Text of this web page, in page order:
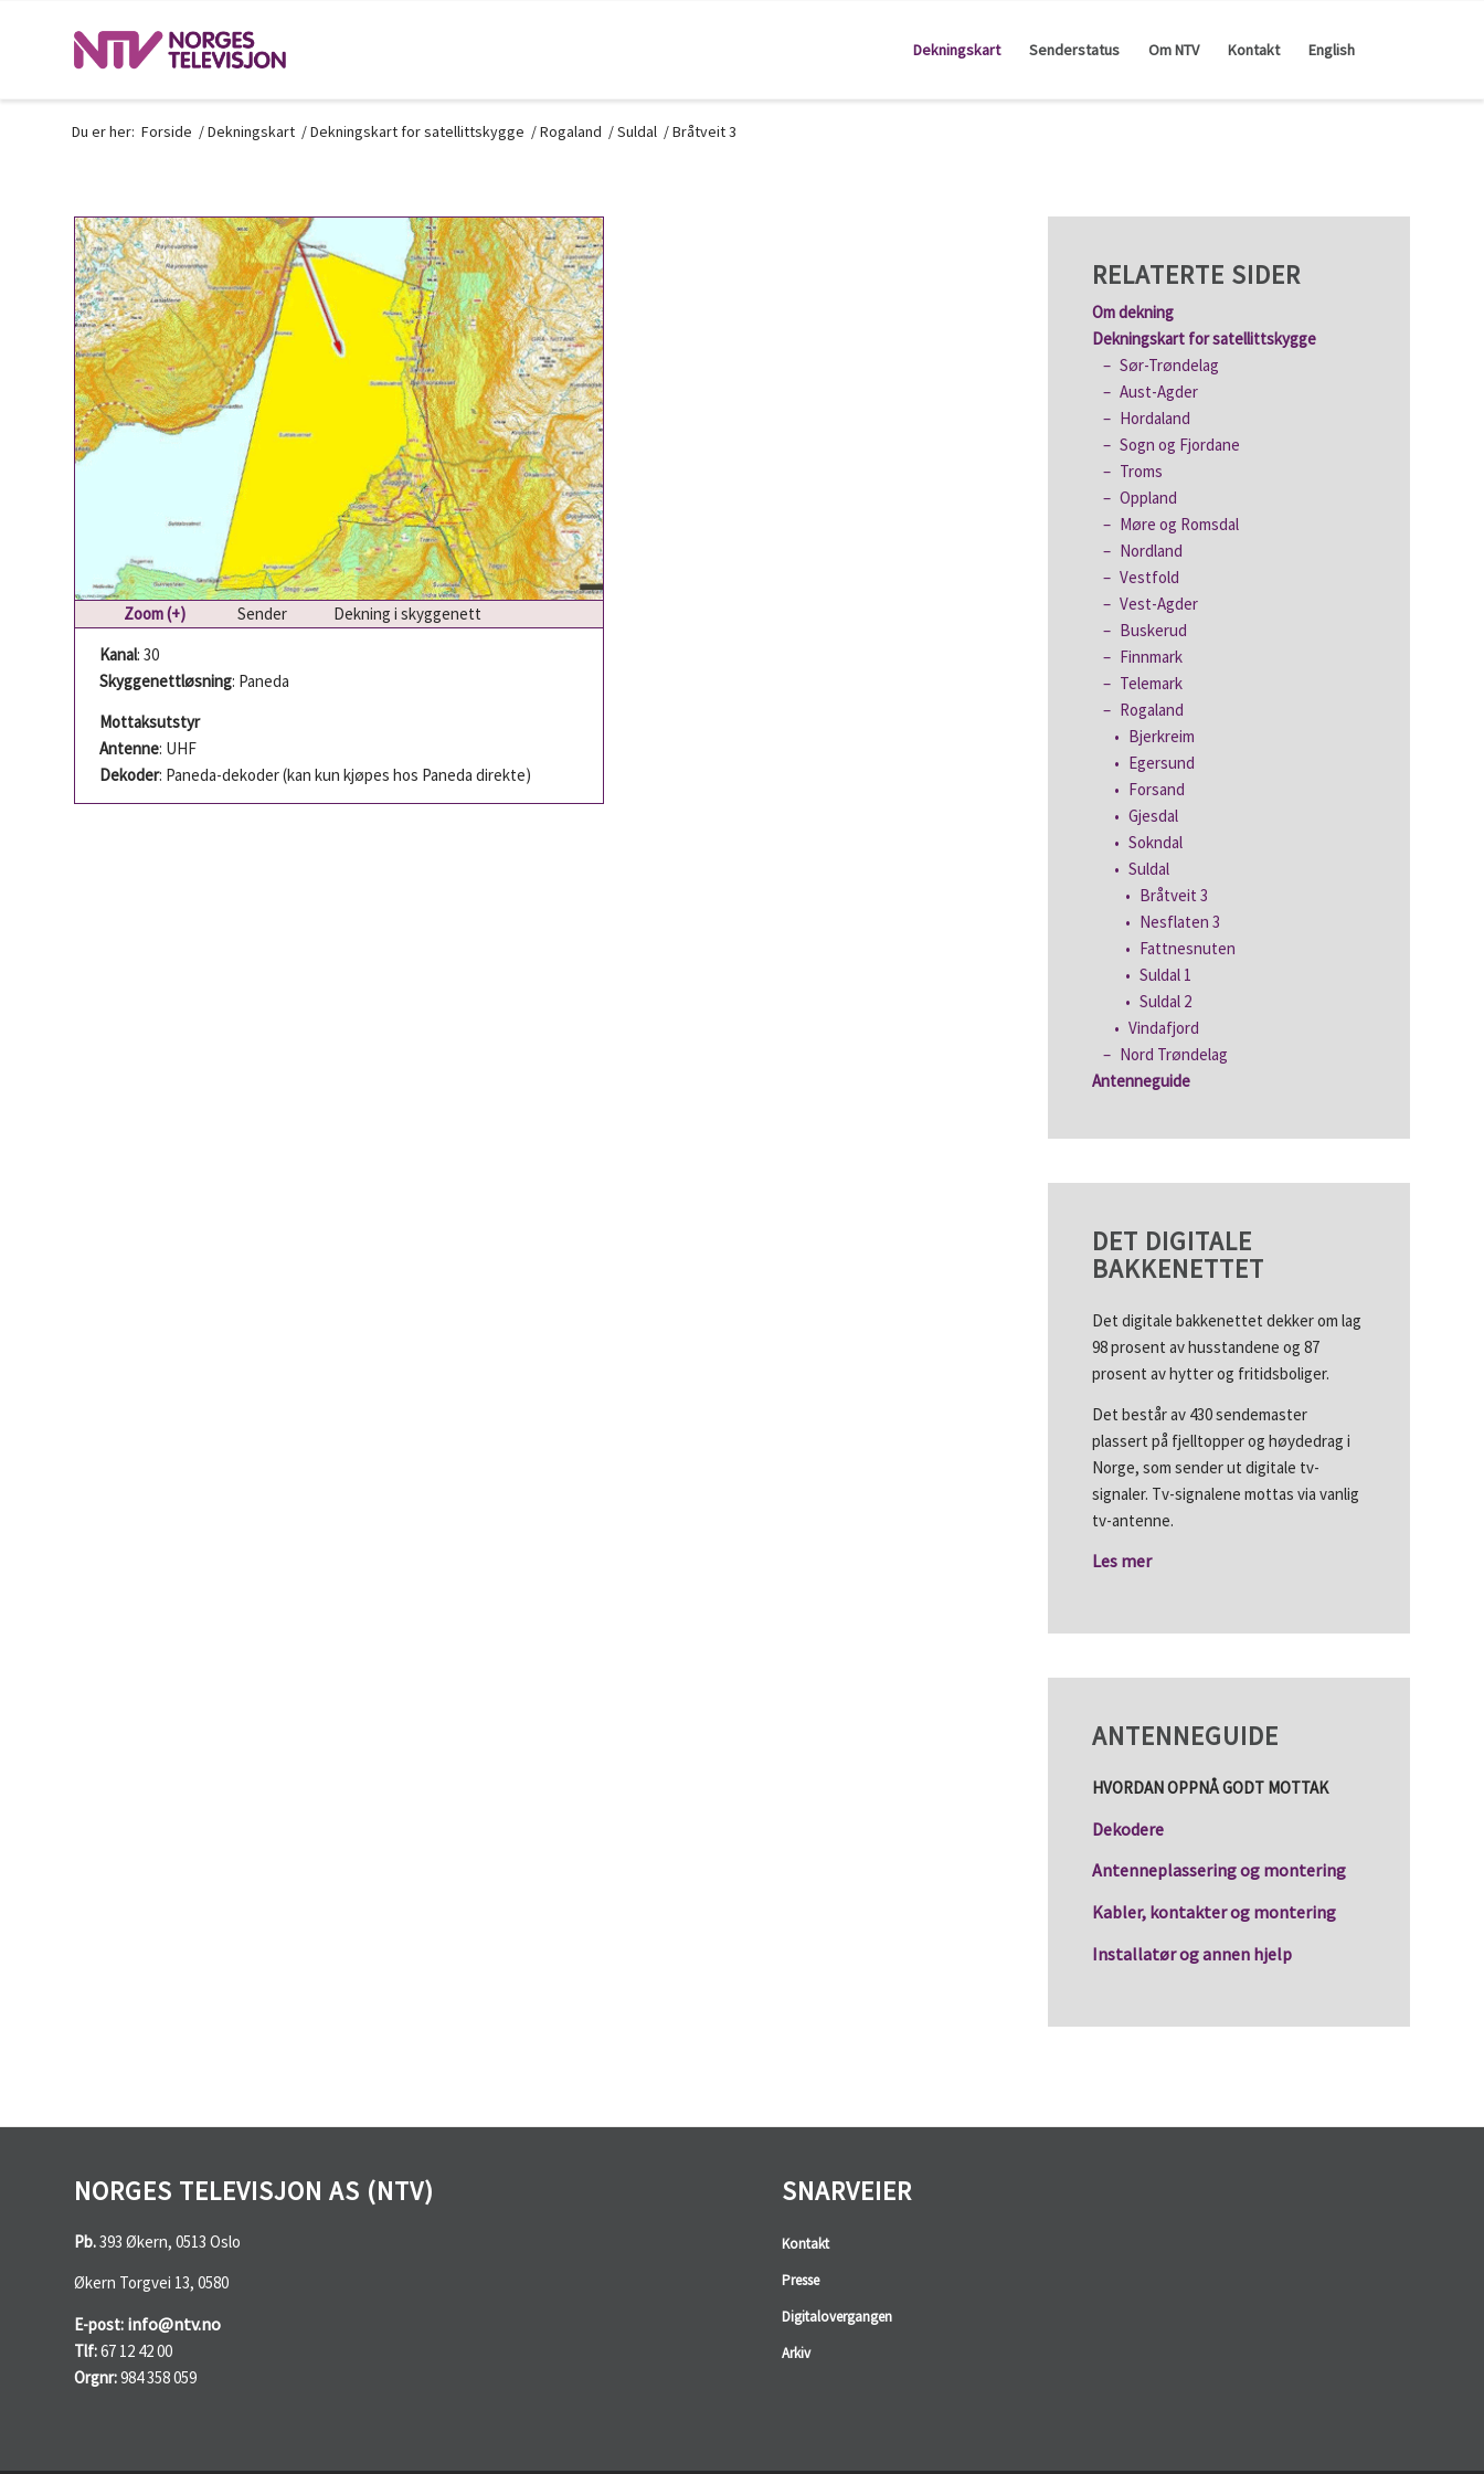
Dekningskart Senderstatus Om NTV Kontakt English
Du er her: Forside /Dekningskart /Dekningskart for satellittskygge /Rogaland /Suldal /Bråtveit 3
Zoom (+) Sender
Dekning i skyggenett
Kanal: 30
Skyggenettløsning: Paneda
Mottaksutstyr
Antenne: UHF
Dekoder: Paneda-dekoder (kan kun kjøpes hos Paneda direkte)
RELATERTE SIDER
Om dekning
Dekningskart for satellittskygge
Sør-Trøndelag
Aust-Agder
Hordaland
Sogn og Fjordane
Troms
Oppland
Møre og Romsdal
Nordland
Vestfold
Vest-Agder
Buskerud
Finnmark
Telemark
Rogaland
Bjerkreim
Egersund
Forsand
Gjesdal
Sokndal
Suldal
Bråtveit 3
Nesflaten 3
Fattnesnuten
Suldal 1
Suldal 2
Vindafjord
Nord Trøndelag
Antenneguide
DET DIGITALE
BAKKENETTET
Det digitale bakkenettet dekker om lag
98 prosent av husstandene og 87
prosent av hytter og fritidsboliger.
Det består av 430 sendemaster
plassert på fjelltopper og høydedrag i
Norge, som sender ut digitale tv-
signaler. Tv-signalene mottas via vanlig
tv-antenne.
Les mer
ANTENNEGUIDE
HVORDAN OPPNÅ GODT MOTTAK
Dekodere
Antenneplassering og montering
Kabler, kontakter og montering
Installatør og annen hjelp
NORGES TELEVISJON AS (NTV)
Pb.393 Økern, 0513 Oslo
Økern Torgvei 13, 0580
E-post: info@ntv.no
Tlf:67 12 42 00
Orgnr:984 358 059
SNARVEIER
Kontakt
Presse
Digitalovergangen
Arkiv